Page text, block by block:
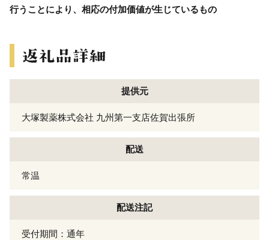
行うことにより、相応の付加価値が生じているもの
提供元
大塚製薬株式会社 九州第一支店佐賀出張所
配送
常温
配送注記
受付期間：通年